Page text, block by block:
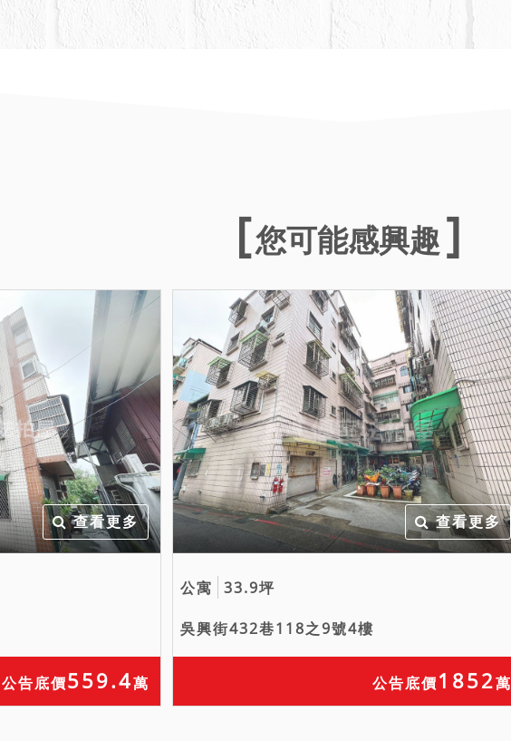
您可能感興趣
查看更多
公告底價559.4萬
查看更多
公寓 33.9坪
吳興街432巷118之9號4樓
公告底價1852萬